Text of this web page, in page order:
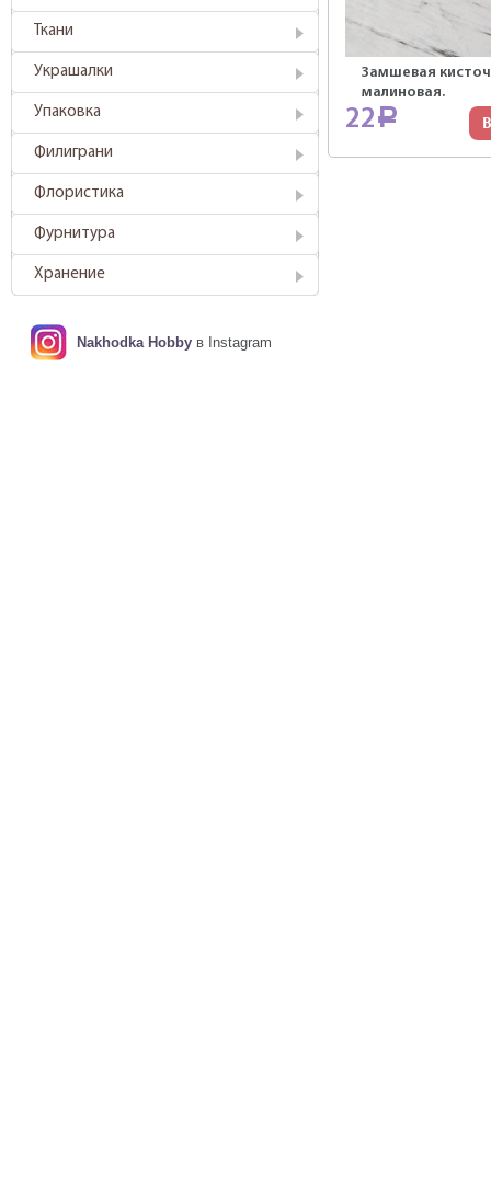
Ткани
Украшалки
Упаковка
Филиграни
Флористика
Фурнитура
Хранение
Nakhodka Hobby в Instagram
Замшевая
малиновая.
22 Р